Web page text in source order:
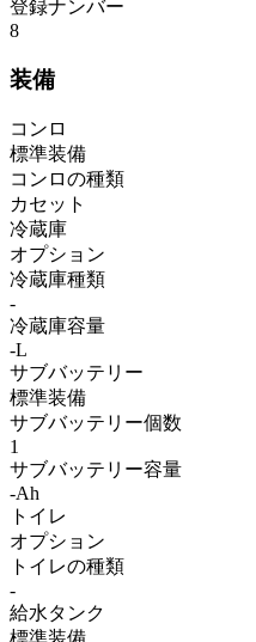
登録ナンバー
8
装備
コンロ
標準装備
コンロの種類
カセット
冷蔵庫
オプション
冷蔵庫種類
-
冷蔵庫容量
-L
サブバッテリー
標準装備
サブバッテリー個数
1
サブバッテリー容量
-Ah
トイレ
オプション
トイレの種類
-
給水タンク